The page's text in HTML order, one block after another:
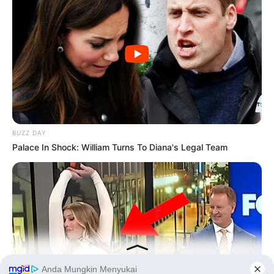
BUZZ DAY
Palace In Shock: William Turns To Diana's Legal Team